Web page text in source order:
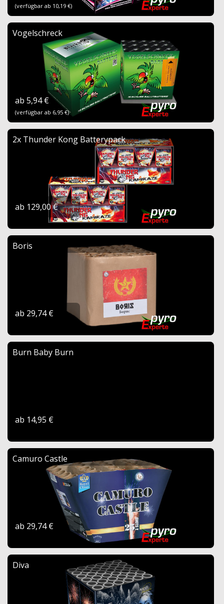
(verfügbar ab 10,19 €)
Vogelschreck
ab 5,94 €
(verfügbar ab 6,95 €)
2x Thunder Kong Batterypack
ab 129,00 €
Boris
ab 29,74 €
Burn Baby Burn
ab 14,95 €
Camuro Castle
ab 29,74 €
Diva